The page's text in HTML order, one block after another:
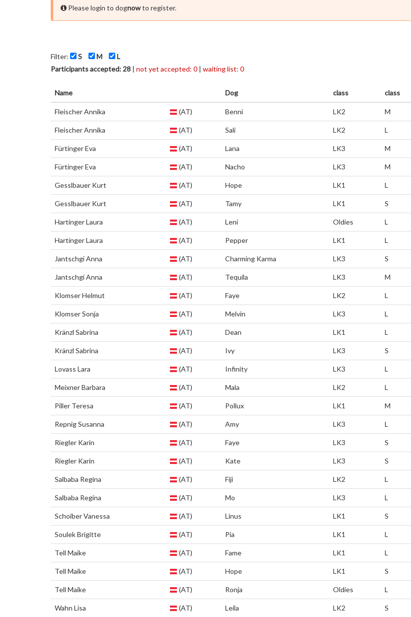
Please login to dognowto register.
Filter: S M
L
Participants accepted: 28 | not yet accepted: 0 | waiting list: 0
Name Dog class class
Fleischer Annika (AT) Benni LK2 M
Fleischer Annika (AT) Sali LK2 L
Fürtinger Eva (AT) Lana LK3 M
Fürtinger Eva (AT) Nacho LK3 M
Gesslbauer Kurt (AT) Hope LK1 L
Gesslbauer Kurt (AT) Tamy LK1 S
Hartinger Laura (AT) Leni Oldies L
Hartinger Laura (AT) Pepper LK1 L
Jantschgi Anna (AT) Charming Karma LK3 S
Jantschgi Anna (AT) Tequila LK3 M
Klomser Helmut (AT) Faye LK2 L
Klomser Sonja (AT) Melvin LK3 L
Kränzl Sabrina (AT) Dean LK1 L
Kränzl Sabrina (AT) Ivy LK3 S
Lovass Lara (AT) Infinity LK3 L
Meixner Barbara (AT) Mala LK2 L
Piller Teresa (AT) Pollux LK1 M
Repnig Susanna (AT) Amy LK3 L
Riegler Karin (AT) Faye LK3 S
Riegler Karin (AT) Kate LK3 S
Salbaba Regina (AT) Fiji LK2 L
Salbaba Regina (AT) Mo LK3 L
Schoiber Vanessa (AT) Linus LK1 S
Soulek Brigitte (AT) Pia LK1 L
Tell Maike (AT) Fame LK1 L
Tell Maike (AT) Hope LK1 S
Tell Maike (AT) Ronja Oldies L
Wahn Lisa (AT) Leila LK2 S